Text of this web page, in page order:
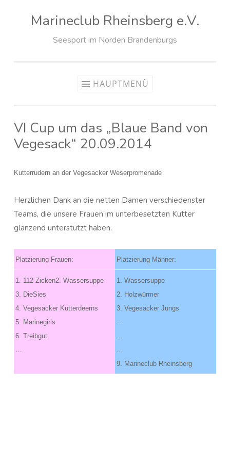
Marineclub Rheinsberg e.V.
Seesport im Norden Brandenburgs
HAUPTMENÜ
VI Cup um das „Blaue Band von
Vegesack“ 20.09.2014
Kutterrudern an der Vegesacker Weserpromenade
Herzlichen Dank an die netten Damen verschiedenster
Teams, die unsere Frauen im unterbesetzten Kutter
glänzend unterstützt haben.
Platzierung Frauen: Platzierung Männer:
1. 112 Zicken2. Wassersuppe
3. DieSies
4. Vegesacker Kutterdeerns
5. Marinegirls
6. Treibgut
…
1. Wassersuppe
2. Holzwürmer
3. Vegesacker Jungs
…
…
…
9. Marineclub Rheinsberg